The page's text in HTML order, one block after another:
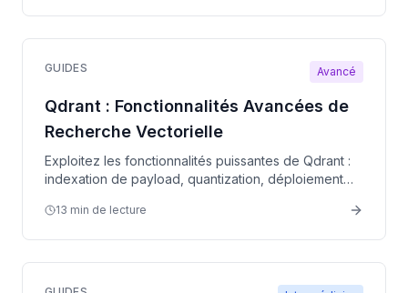
GUIDES Avancé
Qdrant : Fonctionnalités Avancées de
Recherche Vectorielle
Exploitez les fonctionnalités puissantes de Qdrant :
indexation de payload, quantization, déploiement
performance.
13 min de lecture